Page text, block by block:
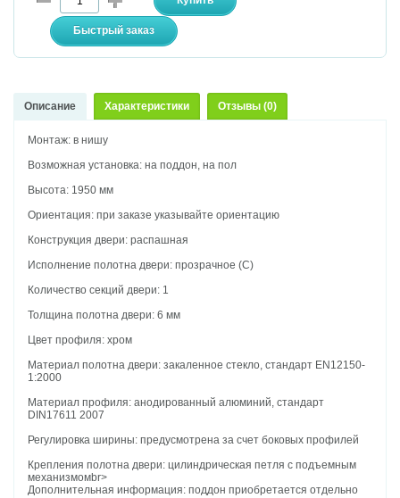
Описание Характеристики Отзывы (0)
Монтаж: в нишу
Возможная установка: на поддон, на пол
Высота: 1950 мм
Ориентация: при заказе указывайте ориентацию
Конструкция двери: распашная
Исполнение полотна двери: прозрачное (C)
Количество секций двери: 1
Толщина полотна двери: 6 мм
Цвет профиля: хром
Материал полотна двери: закаленное стекло, стандарт EN12150-
1:2000
Материал профиля: анодированный алюминий, стандарт
DIN17611 2007
Регулировка ширины: предусмотрена за счет боковых профилей
Крепления полотна двери: цилиндрическая петля с подъемным
механизмомbr>
Дополнительная информация: поддон приобретается отдельно